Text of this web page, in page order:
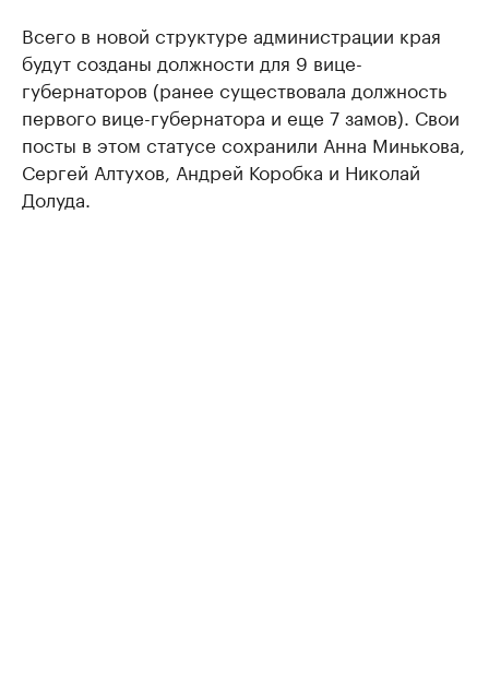
Всего в новой структуре администрации края
будут созданы должности для 9 вице-
губернаторов (ранее существовала должность
первого вице-губернатора и еще 7 замов). Свои
посты в этом статусе сохранили Анна Минькова,
Сергей Алтухов, Андрей Коробка и Николай
Долуда.